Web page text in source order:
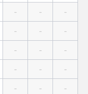
- - -
- - -
- - -
- - -
- - -